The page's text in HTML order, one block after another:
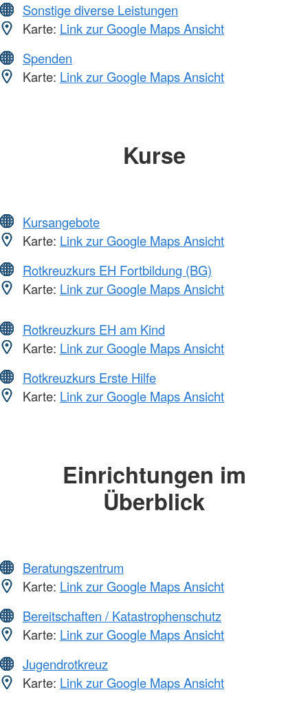
Sonstige diverse Leistungen
Karte: Link zur Google Maps Ansicht
Spenden
Karte: Link zur Google Maps Ansicht
Kurse
Kursangebote
Karte: Link zur Google Maps Ansicht
Rotkreuzkurs EH Fortbildung (BG)
Karte: Link zur Google Maps Ansicht
Rotkreuzkurs EH am Kind
Karte: Link zur Google Maps Ansicht
Rotkreuzkurs Erste Hilfe
Karte: Link zur Google Maps Ansicht
Einrichtungen im
Überblick
Beratungszentrum
Karte: Link zur Google Maps Ansicht
Bereitschaften / Katastrophenschutz
Karte: Link zur Google Maps Ansicht
Jugendrotkreuz
Karte: Link zur Google Maps Ansicht